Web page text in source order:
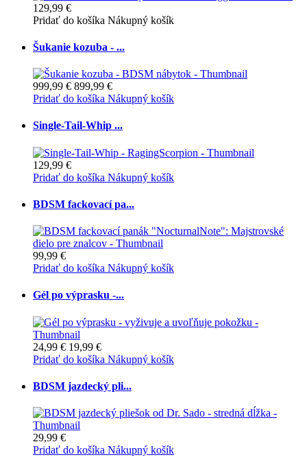
129,99 €
Pridať do košíka Nákupný košík
Šukanie kozuba - ...
999,99 € 899,99 €
Pridať do košíka Nákupný košík
Single-Tail-Whip ...
129,99 €
Pridať do košíka Nákupný košík
BDSM fackovací pa...
99,99 €
Pridať do košíka Nákupný košík
Gél po výprasku -...
24,99 € 19,99 €
Pridať do košíka Nákupný košík
BDSM jazdecký pli...
29,99 €
Pridať do košíka Nákupný košík